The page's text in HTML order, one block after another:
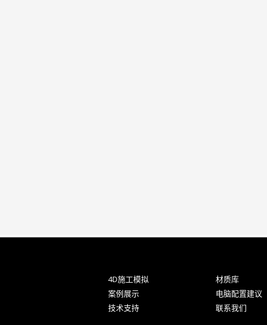
4D施工模拟
材质库
案例展示
电脑配置建议
技术支持
联系我们